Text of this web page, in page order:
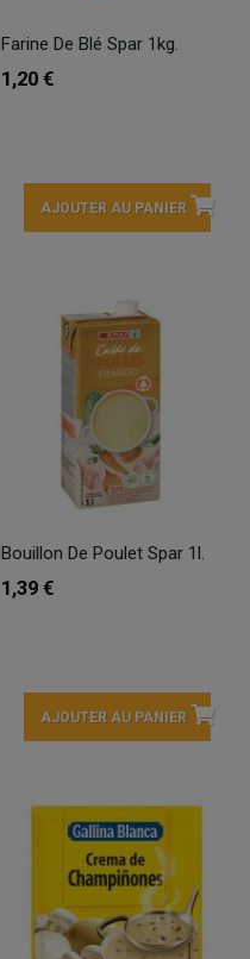
Farine De Blé Spar 1kg.
1,20 €
AJOUTER AU PANIER
Bouillon De Poulet Spar 1l.
1,39 €
AJOUTER AU PANIER